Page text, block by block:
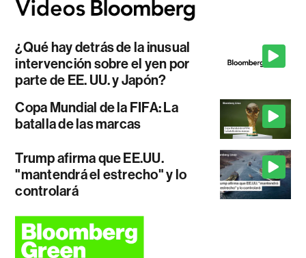
¿Qué hay detrás de la inusual
intervención sobre el yen por
parte de EE. UU. y Japón?
Copa Mundial de la FIFA: La
batalla de las marcas
Trump afirma que EE.UU.
"mantendrá el estrecho" y lo
controlará